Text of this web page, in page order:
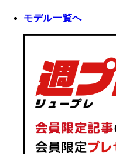
モデル一覧へ